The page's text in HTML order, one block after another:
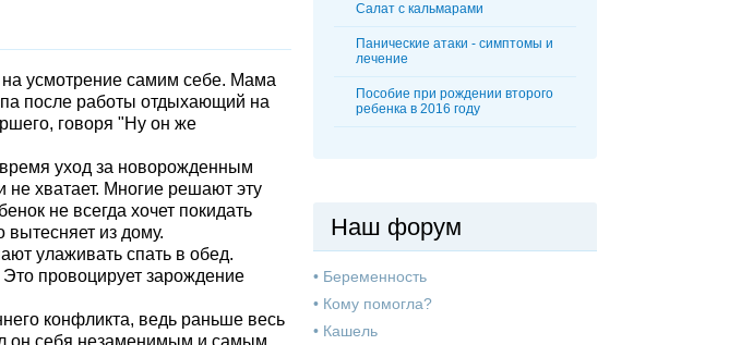
на усмотрение самим себе. Мама
после работы отдыхающий на
говоря "Ну он же
уход за новорожденным
не хватает. Многие решают эту
не всегда хочет покидать
вытесняет из дому.
улаживать спать в обед.
Это провоцирует зарождение
конфликта, ведь раньше весь
он себя незаменимым и самым
Салат с кальмарами
Панические атаки - симптомы и
лечение
Пособие при рождении второго
ребенка в 2016 году
Наш форум
• Беременность
• Кому помогла?
• Кашель